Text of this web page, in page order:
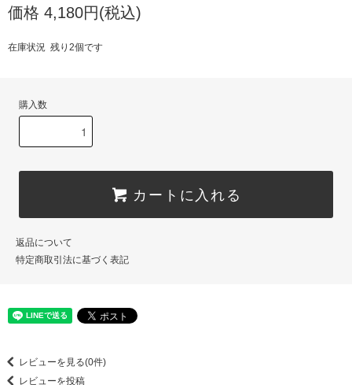
価格 4,180円(税込)
在庫状況 残り2個です
購入数
カートに入れる
返品について
特定商取引法に基づく表記
レビューを見る(0件)
レビューを投稿